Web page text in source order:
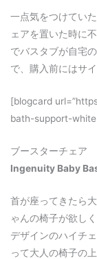
一点気をつけてい
ェアを置いた時に
でバスタブが自宅
で、購入前にはサ
[blogcard
bath-support-
ブースターチェア
Ingenuity Baby
首が座ってきたら
ゃんの椅子が欲し
デザインのハイチ
って大人の椅子の